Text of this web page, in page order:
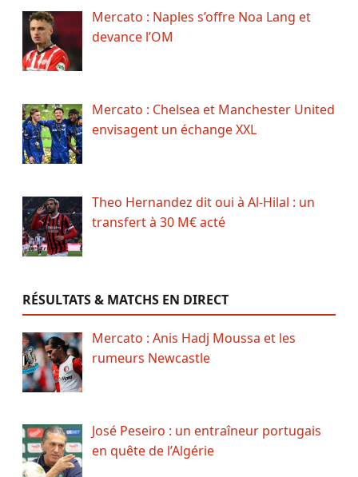
Mercato : Naples s’offre Noa Lang et
devance l’OM
Mercato : Chelsea et Manchester United
envisagent un échange XXL
Theo Hernandez dit oui à Al-Hilal : un
transfert à 30 M€ acté
RÉSULTATS & MATCHS EN DIRECT
Mercato : Anis Hadj Moussa et les
rumeurs Newcastle
José Peseiro : un entraîneur portugais
en quête de l’Algérie